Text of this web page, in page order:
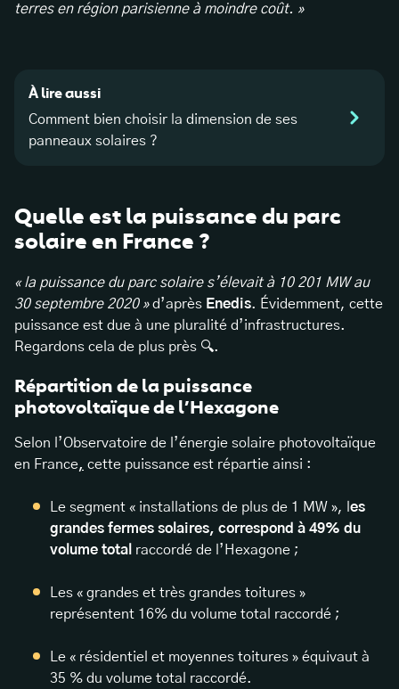
terres en région parisienne à moindre coût. »
À lire aussi
Comment bien choisir la dimension de ses
panneaux solaires ?
Quelle est la puissance du parc
solaire en France ?
« la puissance du parc solaire s’élevait à 10 201 MW au
30 septembre 2020 »d’après Enedis. Évidemment, cette
puissance est due à une pluralité d’infrastructures.
Regardons cela de plus près 🔍.
Répartition de la puissance
photovoltaïque de l’Hexagone
Selon l’Observatoire de l’énergie solaire photovoltaïque
en France, cette puissance est répartie ainsi :
Le segment « installations de plus de 1 MW », l es
grandes fermes solaires, correspond à 49% du
volume total raccordé de l’Hexagone ;
Les « grandes et très grandes toitures »
représentent 16% du volume total raccordé ;
Le « résidentiel et moyennes toitures » équivaut à
35 % du volume total raccordé.